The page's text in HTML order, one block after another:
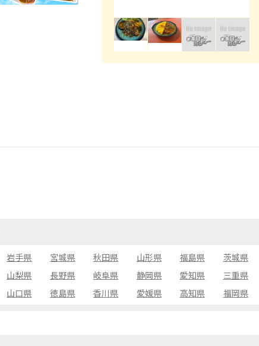
岩手県 宮城県 秋田県 山形県 福島県 茨城県
山梨県 長野県 岐阜県 静岡県 愛知県 三重県
山口県 徳島県 香川県 愛媛県 高知県 福岡県